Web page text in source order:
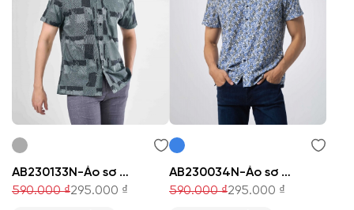
AB230133N-Áo sơ mi nam
295.000 ₫
590.000 ₫
AB230034N-Áo sơ mi nam
295.000 ₫
590.000 ₫